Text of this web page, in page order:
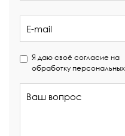
Я даю своё согласие на
обработку